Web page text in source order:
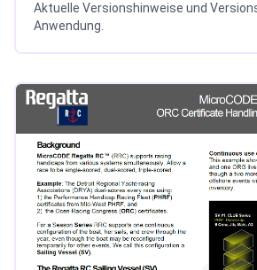
Aktuelle Versionshinweise und
Anwendung.